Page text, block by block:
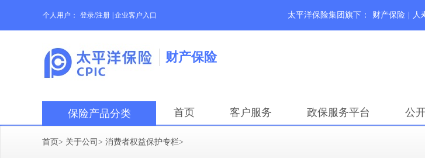
个人用户： 登录/注册 企业客户入口 太平洋保险集团旗下： 财产保险 人
财产保险
保险产品分类 首页 客户服务 政保服务平台 公
首页> 关于公司 > 消费者权益保护专栏>